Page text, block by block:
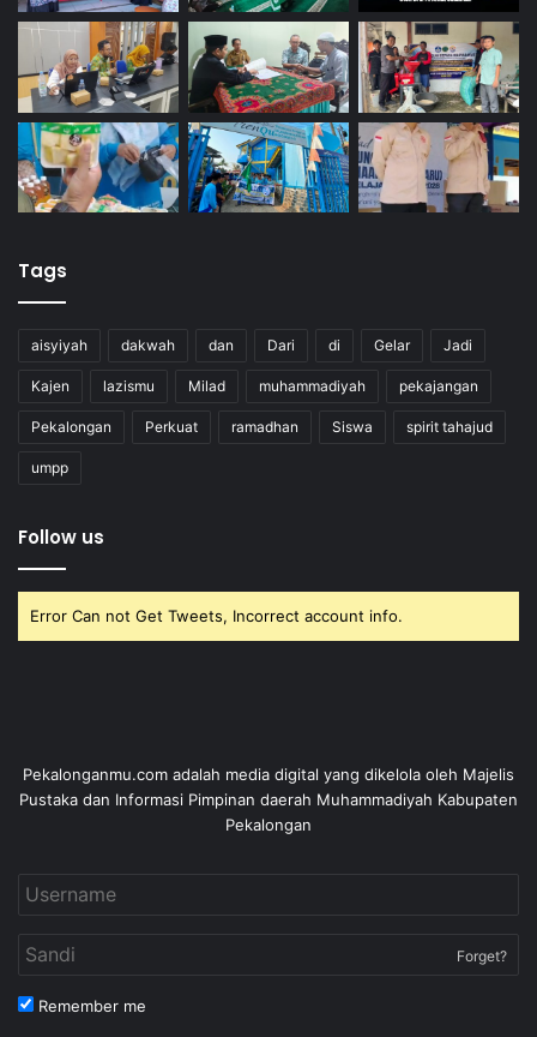
Tags
aisyiyah dakwah dan Dari di Gelar Jadi
Kajen lazismu Milad muhammadiyah pekajangan
Pekalongan Perkuat ramadhan Siswa spirit tahajud
umpp
Follow us
Error Can not Get Tweets, Incorrect account info.
Pekalonganmu.com adalah media digital yang dikelola oleh Majelis
Pustaka dan Informasi Pimpinan daerah Muhammadiyah Kabupaten
Pekalongan
Forget?
Remember me